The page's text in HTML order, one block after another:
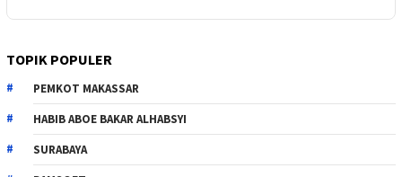
TOPIK POPULER
PEMKOT MAKASSAR
HABIB ABOE BAKAR ALHABSYI
SURABAYA